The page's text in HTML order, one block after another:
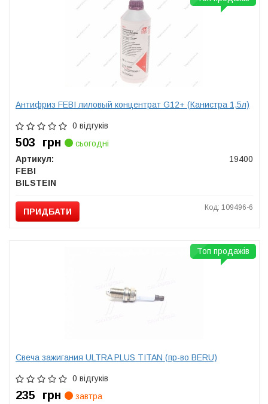
Антифриз FEBI лиловый концентрат G12+ (Канистра 1,5л)
0 відгуків
503 грн
сьогодні
Артикул:
19400
FEBI
BILSTEIN
ПРИДБАТИ Код: 109496-6
Свеча зажигания ULTRA PLUS TITAN (пр-во BERU)
0 відгуків
235 грн
завтра
Топ продажів